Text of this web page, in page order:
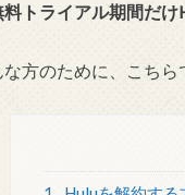
料トライアル期間だ
な方のために、こちら